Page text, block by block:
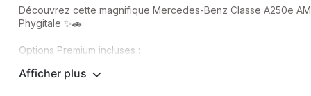
Découvrez cette magnifique Mercedes-Benz Classe A250e
Phygitale ✨🚗
Options Premium incluses :
✅ CarPlay / Android Auto
Afficher plus